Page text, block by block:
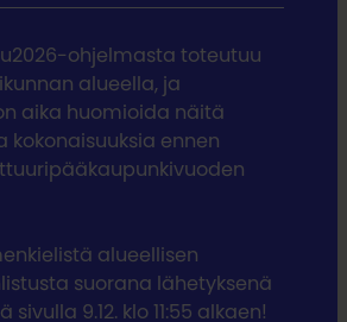
ohjelmasta toteutuu
alueella, ja
aika huomioida näitä
kokonaisuuksia ennen
alueellisen
suorana lähetyksenä
sivulla 9.12. klo 11:55 alkaen!